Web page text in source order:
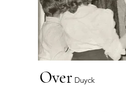
Over Duyck